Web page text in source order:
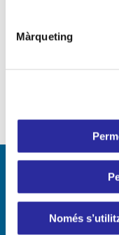
Màrqueting
Només
LÍNIES DE